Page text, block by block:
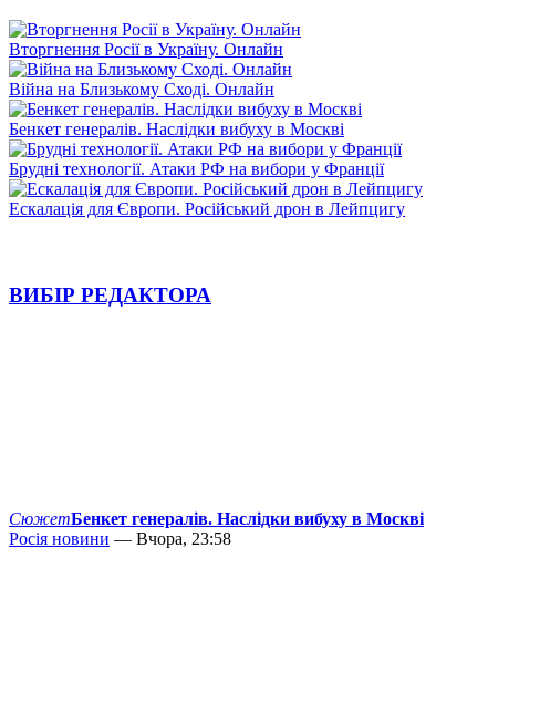
Вторгнення Росії в Україну. Онлайн
Війна на Близькому Сході. Онлайн
Бенкет генералів. Наслідки вибуху в Москві
Брудні технології. Атаки РФ на вибори у Франції
Ескалація для Європи. Російський дрон в Лейпцигу
ВИБІР РЕДАКТОРА
СюжетБенкет генералів. Наслідки вибуху в Москві
Росія новини — Вчора, 23:58